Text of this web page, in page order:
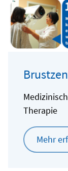
Therapie
Mehr